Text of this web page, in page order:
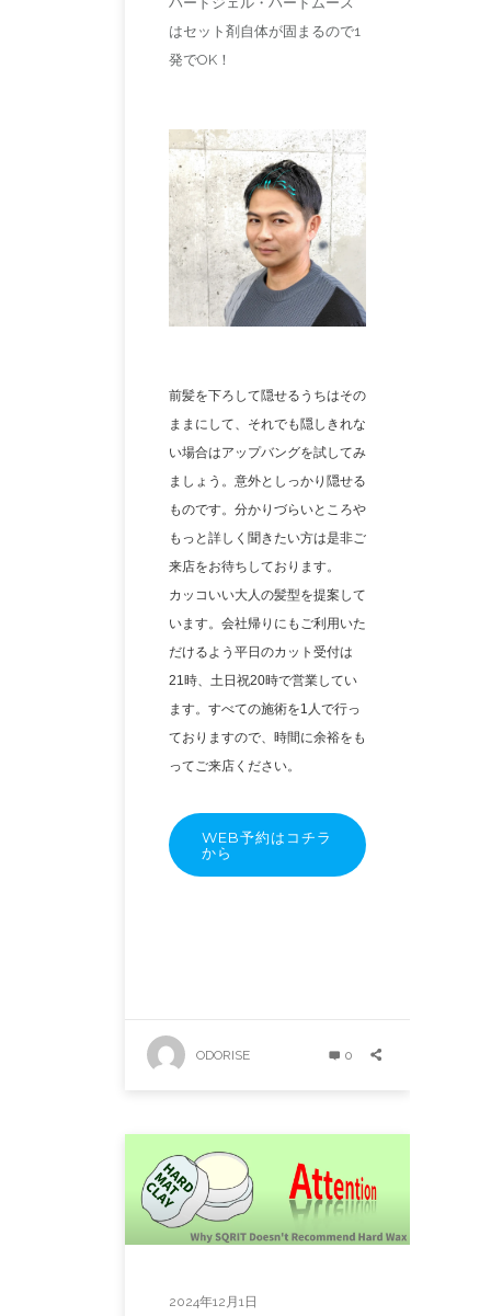
はセット剤自体が固まるので1
発でOK！
前髪を下ろして隠せるうちはその
ままにして、それでも隠しきれな
い場合はアップバングを試してみ
ましょう。意外としっかり隠せる
ものです。分かりづらいところや
もっと詳しく聞きたい方は是非ご
来店をお待ちしております。
カッコいい大人の髪型を提案して
います。会社帰りにもご利用いた
だけるよう平日のカット受付は
21時、土日祝20時で営業してい
ます。すべての施術を1人で行っ
ておりますので、時間に余裕をも
ってご来店ください。
WEB予約はコチラ
から
ODORISE 0
2024年12月1日